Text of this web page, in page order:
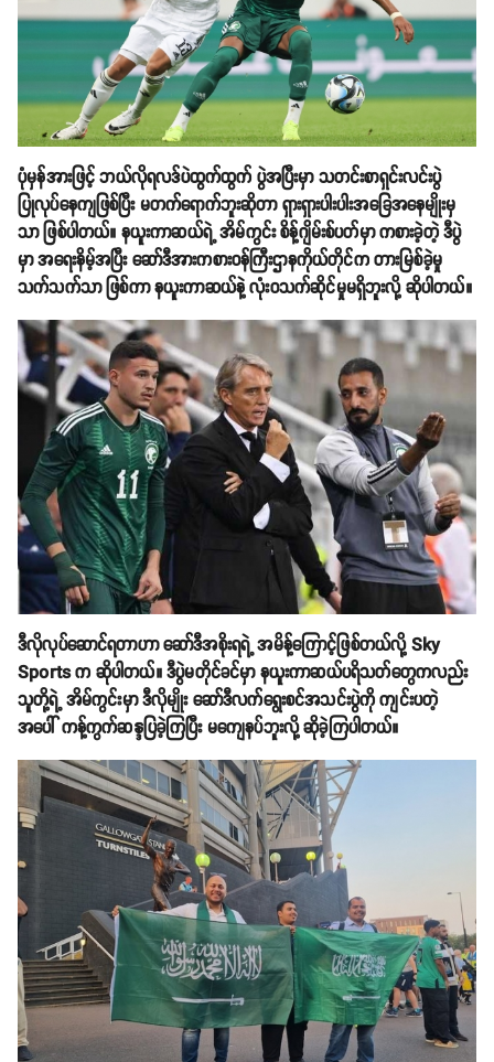
ပုံမှန်အားဖြင့် ဘယ်လိုရလဒ်ပဲထွက်ထွက် ပွဲအပြီးမှာ သတင်းစာရှင်းလင်းပွဲ
ပြုလုပ်နေကျဖြစ်ပြီး မတက်ရောက်ဘူးဆိုတာ ရှားရှားပါးပါးအခြေအနေမျိုးမှ
သာ ဖြစ်ပါတယ်။ နယူးကာဆယ်ရဲ့ အိမ်ကွင်း စိန့်ဂျိမ်းစ်ပတ်မှာ ကစားခဲ့တဲ့ ဒီပွဲ
မှာ အရေးနိမ့်အပြီး ဆော်ဒီအားကစားဝန်ကြီးဌာနကိုယ်တိုင်က တားမြစ်ခဲ့မှု
သက်သက်သာ ဖြစ်ကာ နယူးကာဆယ်နဲ့ လုံး၀သက်ဆိုင်မှုမရှိဘူးလို့ ဆိုပါတယ်။
ဒီလိုလုပ်ဆောင်ရတာဟာ ဆော်ဒီအစိုးရရဲ့ အမိန့်ကြောင့်ဖြစ်တယ်လို့ Sky
Sports က ဆိုပါတယ်။ ဒီပွဲမတိုင်ခင်မှာ နယူးကာဆယ်ပရိသတ်တွေကလည်း
သူတို့ရဲ့ အိမ်ကွင်းမှာ ဒီလိုမျိုး ဆော်ဒီလက်ရွေးစင်အသင်းပွဲကို ကျင်းပတဲ့
အပေါ် ကန့်ကွက်ဆန္ဒပြခဲ့ကြပြီး မကျေနပ်ဘူးလို့ ဆိုခဲ့ကြပါတယ်။